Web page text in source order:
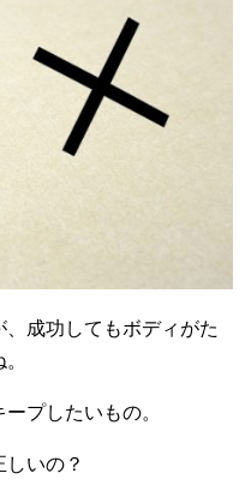
成功してもボディがた
プしたいもの。
いの？